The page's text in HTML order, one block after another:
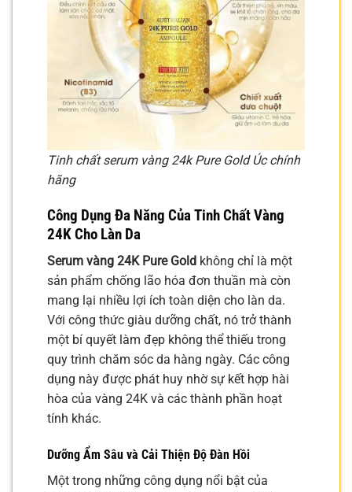
Tinh chất serum vàng 24k Pure Gold Úc chính
hãng
Công Dụng Đa Năng CủaTinh Chất Vàng
24KCho Làn Da
Serum vàng 24K Pure Gold không chỉ là một
sản phẩm chống lão hóa đơn thuần mà còn
mang lại nhiều lợi ích toàn diện cho làn da.
Với công thức giàu dưỡng chất, nó trở thành
một bí quyết làm đẹp không thể thiếu trong
quy trình chăm sóc da hàng ngày. Các công
dụng này được phát huy nhờ sự kết hợp hài
hòa của vàng 24K và các thành phần hoạt
tính khác.
Dưỡng Ẩm Sâu và Cải Thiện Độ Đàn Hồi
Một trong những công dụng nổi bật của